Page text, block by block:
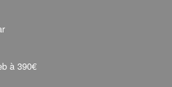
à 390€